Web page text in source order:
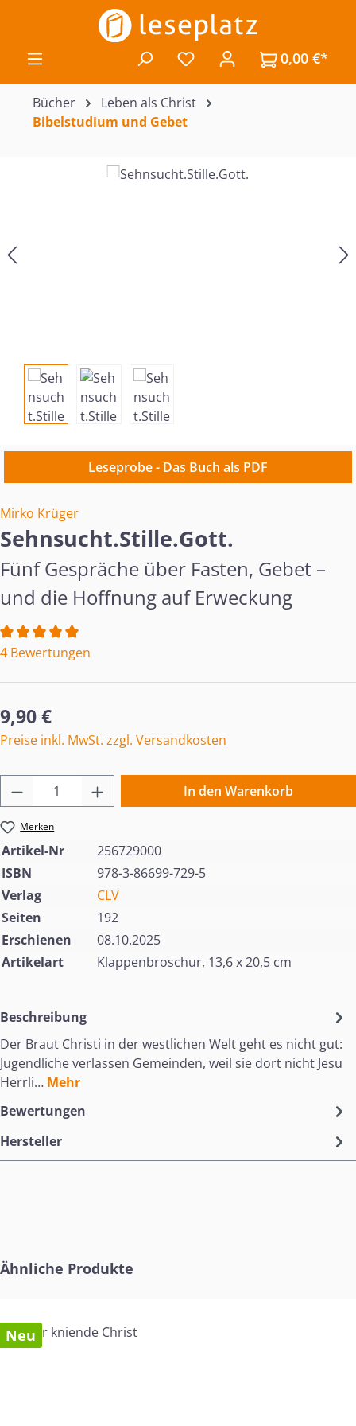
Zum Hauptinhalt springen
Du hast 0 Produkte auf
0,00 €*
Bücher
Leben als Christ
Bibelstudium und Gebet
Bildergalerie überspringen
Leseprobe - Das Buch als PDF
Mirko Krüger
Sehnsucht.Stille.Gott.
Fünf Gespräche über Fasten, Gebet –
und die Hoffnung auf Erweckung
Durchschnittliche Bewertung von 5 von 5 Sternen
4 Bewertungen
Regulärer Preis:
9,90 €
Preise inkl. MwSt. zzgl. Versandkosten
Produkt Anzahl: Gib den gewünschten
In den Warenkorb
Merken
Artikel-Nr
256729000
ISBN
978-3-86699-729-5
Verlag
CLV
Seiten
192
Erschienen
08.10.2025
Artikelart
Klappenbroschur, 13,6 x 20,5 cm
Beschreibung
Der Braut Christi in der westlichen Welt geht es nicht gut:
Jugendliche verlassen Gemeinden, weil sie dort nicht Jesu
Herrli… Mehr
Bewertungen
Hersteller
Produktgalerie überspringen
Ähnliche Produkte
Neu